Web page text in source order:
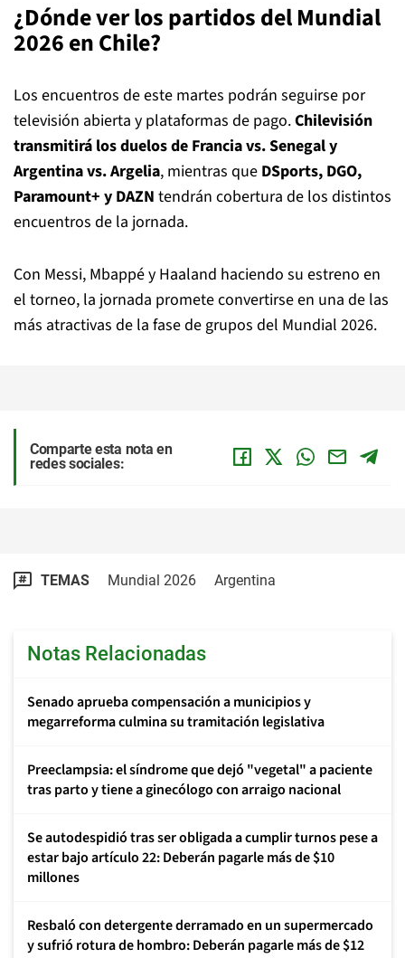
¿Dónde ver los partidos del Mundial
2026 en Chile?
Los encuentros de este martes podrán seguirse por
televisión abierta y plataformas de pago.Chilevisión
transmitirá los duelos de Francia vs. Senegal y
Argentina vs. Argelia, mientras que DSports, DGO,
Paramount+ y DAZN tendrán cobertura de los distintos
encuentros de la jornada.
Con Messi, Mbappé y Haaland haciendo su estreno en
el torneo, la jornada promete convertirse en una de las
más atractivas de la fase de grupos del Mundial 2026.
Comparte esta nota en
redes sociales:
TEMAS Mundial 2026 Argentina
Notas Relacionadas
Senado aprueba compensación a municipios y
megarreforma culmina su tramitación legislativa
Preeclampsia: el síndrome que dejó "vegetal" a paciente
tras parto y tiene a ginecólogo con arraigo nacional
Se autodespidió tras ser obligada a cumplir turnos pese a
estar bajo artículo 22: Deberán pagarle más de $10
millones
Resbaló con detergente derramado en un supermercado
y sufrió rotura de hombro: Deberán pagarle más de $12